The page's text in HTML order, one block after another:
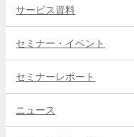
サービス資料
セミナー・イベント
セミナーレポート
ニュース